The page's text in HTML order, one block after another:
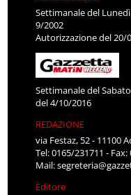
Settimanale del
9/2002
Autorizzazione del 20/
Settimanale del
del 4/10/2016
REDAZIONE
via Festaz, 52 - 11100
Tel: 0165/231711 - Fax:
Mail:
Editore